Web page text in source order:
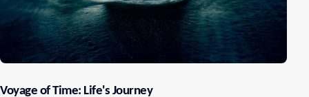
Voyage of Time: Life's Journey